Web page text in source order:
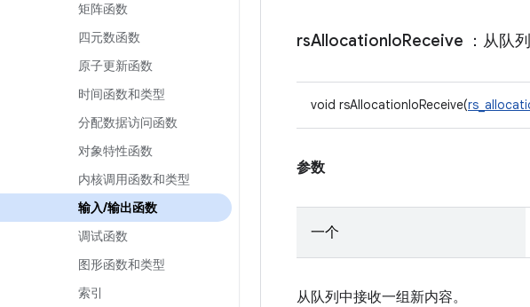
矩阵函数
四元数函数
原子更新函数
时间函数和类型
分配数据访问函数
对象特性函数
内核调用函数和类型
输入/输出函数
调试函数
图形函数和类型
索引
rsAllocation IoReceive ：从队
void rsAllocationIoReceive(
参数
一个
从队列中接收一组新内容。